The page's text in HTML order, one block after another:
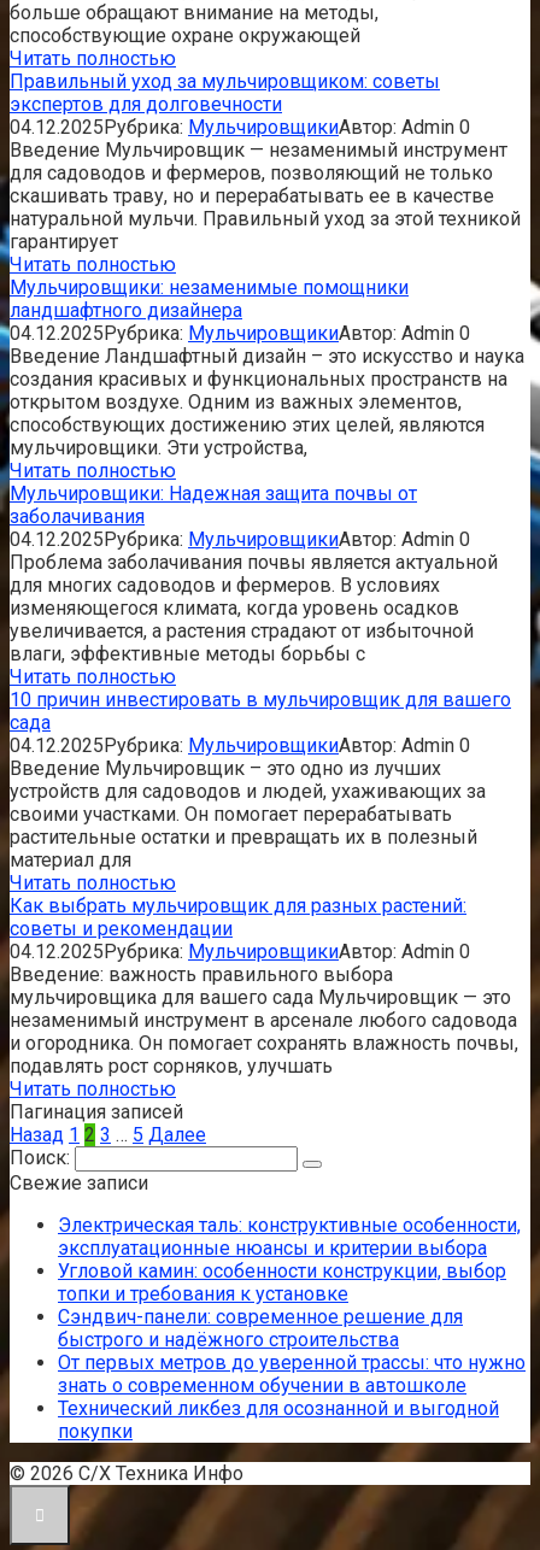
больше обращают внимание на методы,
способствующие охране окружающей
Читать полностью
Правильный уход за мульчировщиком: советы
экспертов для долговечности
04.12.2025Рубрика: МульчировщикиАвтор: Admin 0
Введение Мульчировщик — незаменимый инструмент
для садоводов и фермеров, позволяющий не только
скашивать траву, но и перерабатывать ее в качестве
натуральной мульчи. Правильный уход за этой техникой
гарантирует
Читать полностью
Мульчировщики: незаменимые помощники
ландшафтного дизайнера
04.12.2025Рубрика: МульчировщикиАвтор: Admin 0
Введение Ландшафтный дизайн – это искусство и наука
создания красивых и функциональных пространств на
открытом воздухе. Одним из важных элементов,
способствующих достижению этих целей, являются
мульчировщики. Эти устройства,
Читать полностью
Мульчировщики: Надежная защита почвы от
заболачивания
04.12.2025Рубрика: МульчировщикиАвтор: Admin 0
Проблема заболачивания почвы является актуальной
для многих садоводов и фермеров. В условиях
изменяющегося климата, когда уровень осадков
увеличивается, а растения страдают от избыточной
влаги, эффективные методы борьбы с
Читать полностью
10 причин инвестировать в мульчировщик для вашего
сада
04.12.2025Рубрика: МульчировщикиАвтор: Admin 0
Введение Мульчировщик – это одно из лучших
устройств для садоводов и людей, ухаживающих за
своими участками. Он помогает перерабатывать
растительные остатки и превращать их в полезный
материал для
Читать полностью
Как выбрать мульчировщик для разных растений:
советы и рекомендации
04.12.2025Рубрика: МульчировщикиАвтор: Admin 0
Введение: важность правильного выбора
мульчировщика для вашего сада Мульчировщик — это
незаменимый инструмент в арсенале любого садовода
и огородника. Он помогает сохранять влажность почвы,
подавлять рост сорняков, улучшать
Читать полностью
Пагинация записей
Назад 1 2 3 … 5 Далее
Поиск:
Свежие записи
Электрическая таль: конструктивные особенности,
эксплуатационные нюансы и критерии выбора
Угловой камин: особенности конструкции, выбор
топки и требования к установке
Сэндвич-панели: современное решение для
быстрого и надёжного строительства
От первых метров до уверенной трассы: что нужно
знать о современном обучении в автошколе
Технический ликбез для осознанной и выгодной
покупки
© 2026 С/Х Техника Инфо